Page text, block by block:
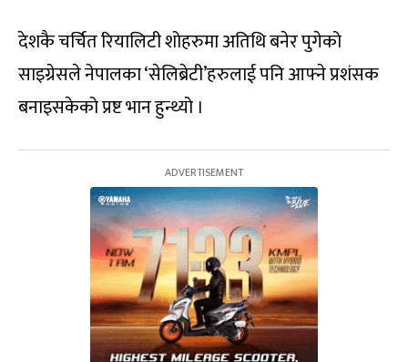
देशकै चर्चित रियालिटी शोहरुमा अतिथि बनेर पुगेको
साइग्रेसले नेपालका ‘सेलिब्रेटी’हरुलाई पनि आफ्ने प्रशंसक
बनाइसकेको प्रष्ट भान हुन्थ्यो ।